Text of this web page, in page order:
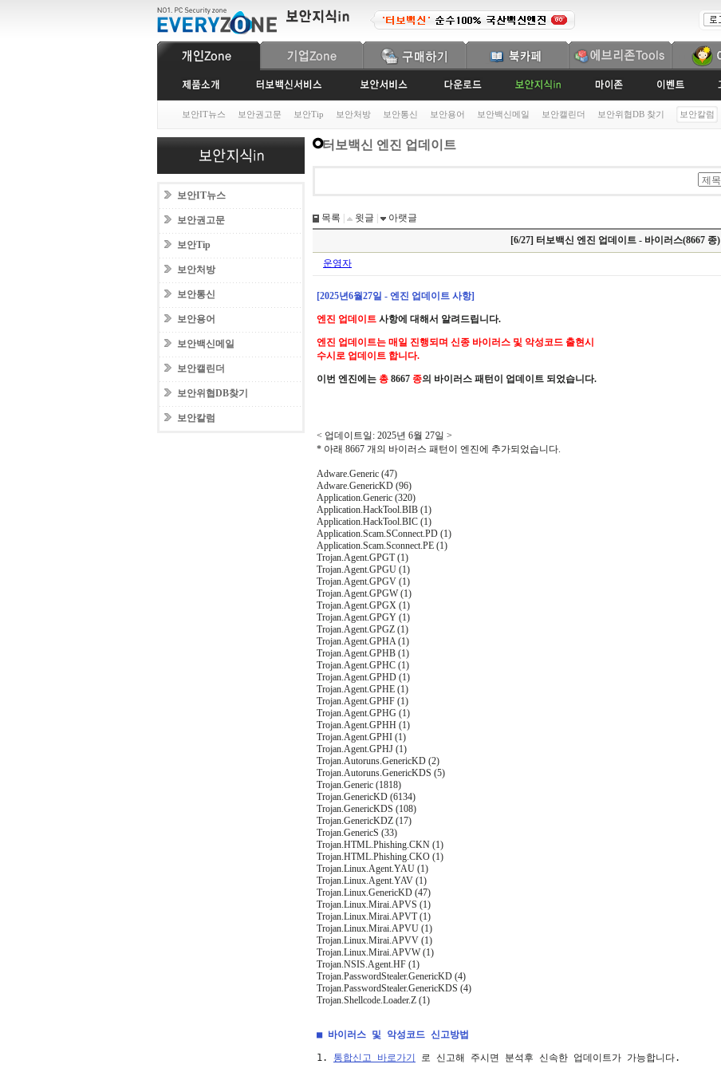
보안IT뉴스 보안권고문 보안Tip 보안처방 보안통신 보안용어 보안백신메일 보안캘린더 보안위협DB 찾기 보안칼럼
보안IT뉴스
보안권고문
보안Tip
보안처방
보안통신
보안용어
보안백신메일
보안캘린더
보안위협DB찾기
보안칼럼
터보백신 엔진 업데이트
목록 윗글
아랫글
[6/27] 터보백신 엔진 업데이트 - 바이러스(8667 종)
운영자
[2025년6월27일 - 엔진 업데이트 사항]
엔진 업데이트 사항에 대해서 알려드립니다.
엔진 업데이트는 매일 진행되며 신종 바이러스 및 악성코드 출현시
수시로 업데이트 합니다.
이번 엔진에는 총 8667 종의 바이러스 패턴이 업데이트 되었습니다.
< 업데이트일: 2025년 6월 27일 >
* 아래 8667 개의 바이러스 패턴이 엔진에 추가되었습니다.
Adware.Generic (47)
Adware.GenericKD (96)
Application.Generic (320)
Application.HackTool.BIB (1)
Application.HackTool.BIC (1)
Application.Scam.SConnect.PD (1)
Application.Scam.Sconnect.PE (1)
Trojan.Agent.GPGT (1)
Trojan.Agent.GPGU (1)
Trojan.Agent.GPGV (1)
Trojan.Agent.GPGW (1)
Trojan.Agent.GPGX (1)
Trojan.Agent.GPGY (1)
Trojan.Agent.GPGZ (1)
Trojan.Agent.GPHA (1)
Trojan.Agent.GPHB (1)
Trojan.Agent.GPHC (1)
Trojan.Agent.GPHD (1)
Trojan.Agent.GPHE (1)
Trojan.Agent.GPHF (1)
Trojan.Agent.GPHG (1)
Trojan.Agent.GPHH (1)
Trojan.Agent.GPHI (1)
Trojan.Agent.GPHJ (1)
Trojan.Autoruns.GenericKD (2)
Trojan.Autoruns.GenericKDS (5)
Trojan.Generic (1818)
Trojan.GenericKD (6134)
Trojan.GenericKDS (108)
Trojan.GenericKDZ (17)
Trojan.GenericS (33)
Trojan.HTML.Phishing.CKN (1)
Trojan.HTML.Phishing.CKO (1)
Trojan.Linux.Agent.YAU (1)
Trojan.Linux.Agent.YAV (1)
Trojan.Linux.GenericKD (47)
Trojan.Linux.Mirai.APVS (1)
Trojan.Linux.Mirai.APVT (1)
Trojan.Linux.Mirai.APVU (1)
Trojan.Linux.Mirai.APVV (1)
Trojan.Linux.Mirai.APVW (1)
Trojan.NSIS.Agent.HF (1)
Trojan.PasswordStealer.GenericKD (4)
Trojan.PasswordStealer.GenericKDS (4)
Trojan.Shellcode.Loader.Z (1)
■ 바이러스 및 악성코드 신고방법
1. 통합신고 바로가기 로 신고해 주시면 분석후 신속한 업데이트가 가능합니다.